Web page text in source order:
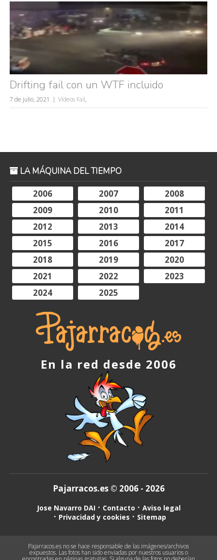
Drifting fail con un WTF incluido
7 de julio, 2021 Videos Fail,
LA MÁQUINA DEL TIEMPO
2006
2007
2008
2009
2010
2011
2012
2013
2014
2015
2016
2017
2018
2019
2020
2021
2022
2023
2024
2025
En la red desde 2006
Pajarracos.es © 2006 - 2026
Jose Navarro DAI Contacto
Aviso legal
Privacidad y cookies
Sitemap
Pajarracos.es no se hace responsable de las imágenes/archivos
expuestos. Las fotos han sido enviadas por nuestros usuarios o